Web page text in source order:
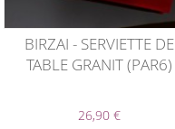
BIRZAI - SERVIETTE DE
TABLE GRANIT (PAR6)
26,90 €